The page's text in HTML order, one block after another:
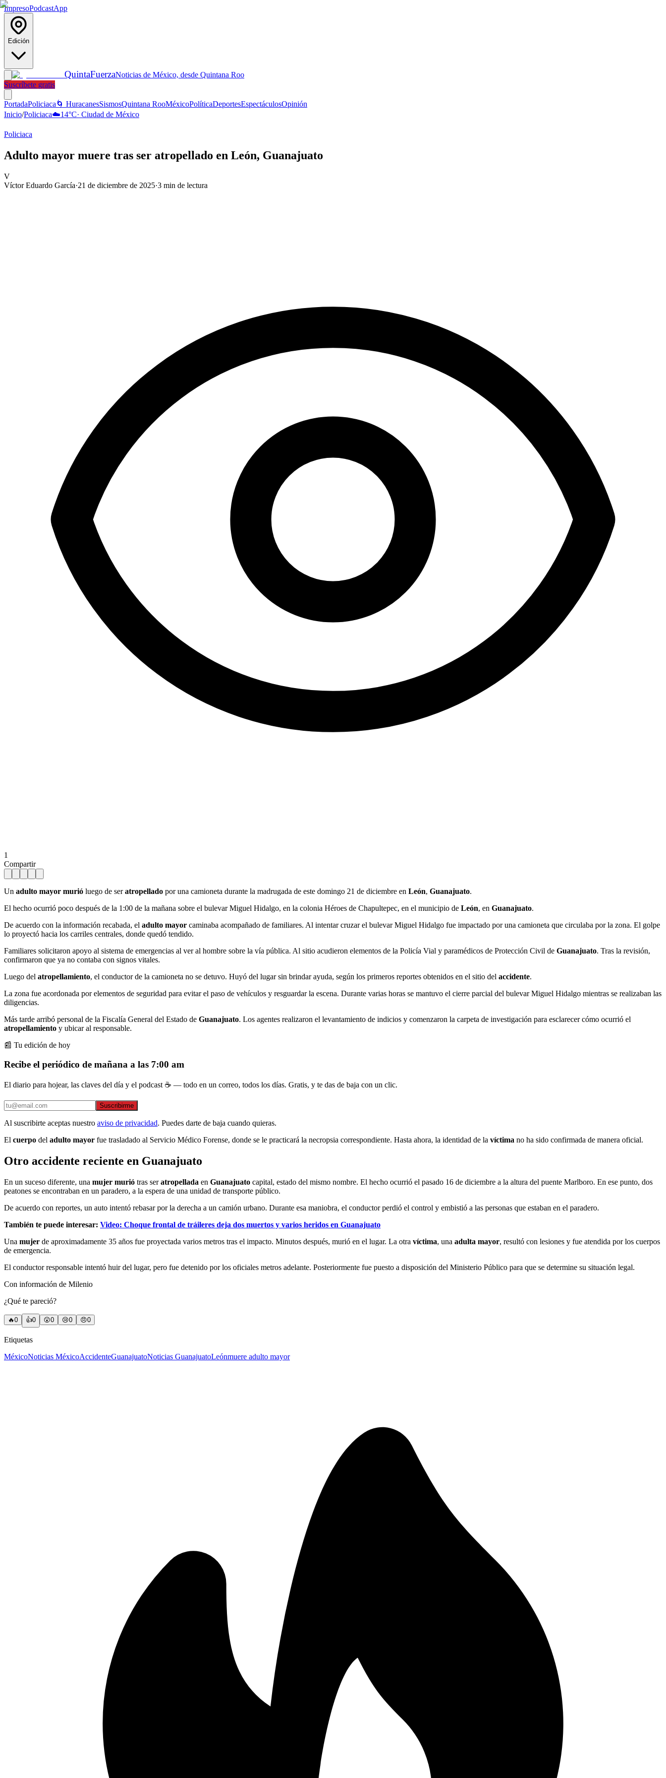
ImpresoPodcastApp
Edición
QuintaFuerzaNoticias de México, desde Quintana Roo
Suscríbete gratis
PortadaPoliciaca 🌀 HuracanesSismosQuintana RooMéxicoPolíticaDeportesEspectáculosOpinión
Inicio/Policiaca☁️14°C· Ciudad de México
Policiaca
Adulto mayor muere tras ser atropellado en León, Guanajuato
V
Víctor Eduardo García·21 de diciembre de 2025·3 min de lectura
1
Compartir
Un adulto mayor murió luego de seratropellado por una camioneta durante la madrugada de este domingo 21 de diciembre en León, Guanajuato.
El hecho ocurrió poco después de la 1:00 de la mañana sobre el bulevar Miguel Hidalgo, en la colonia Héroes de Chapultepec, en el municipio de León, en Guanajuato.
De acuerdo con la información recabada, el adulto mayor caminaba acompañado de familiares. Al intentar cruzar el bulevar Miguel Hidalgo fue impactado por una camioneta que circulaba por la zona. El golpe
lo proyectó hacia los carriles centrales, donde quedó tendido.
Familiares solicitaron apoyo al sistema de emergencias al ver al hombre sobre la vía pública. Al sitio acudieron elementos de la Policía Vial y paramédicos de Protección Civil de Guanajuato. Tras la revisión,
confirmaron que ya no contaba con signos vitales.
Luego del atropellamiento, el conductor de la camioneta no se detuvo. Huyó del lugar sin brindar ayuda, según los primeros reportes obtenidos en el sitio del accidente.
La zona fue acordonada por elementos de seguridad para evitar el paso de vehículos y resguardar la escena. Durante varias horas se mantuvo el cierre parcial del bulevar Miguel Hidalgo mientras se realizaban las
diligencias.
Más tarde arribó personal de la Fiscalía General del Estado de Guanajuato. Los agentes realizaron el levantamiento de indicios y comenzaron la carpeta de investigación para esclarecer cómo ocurrió el
atropellamiento y ubicar al responsable.
📰 Tu edición de hoy
Recibe el periódico de mañana a las 7:00 am
El diario para hojear, las claves del día y el podcast ☕ — todo en un correo, todos los días. Gratis, y te das de baja con un clic.
Suscribirme
Al suscribirte aceptas nuestro aviso de privacidad. Puedes darte de baja cuando quieras.
El cuerpo del adulto mayor fue trasladado al Servicio Médico Forense, donde se le practicará la necropsia correspondiente. Hasta ahora, la identidad de la víctima no ha sido confirmada de manera oficial.
Otro accidente reciente en Guanajuato
En un suceso diferente, una mujer murió tras seratropellada en Guanajuato capital, estado del mismo nombre. El hecho ocurrió el pasado 16 de diciembre a la altura del puente Marlboro. En ese punto, dos
peatones se encontraban en un paradero, a la espera de una unidad de transporte público.
De acuerdo con reportes, un auto intentó rebasar por la derecha a un camión urbano. Durante esa maniobra, el conductor perdió el control y embistió a las personas que estaban en el paradero.
También te puede interesar: Video: Choque frontal de tráileres deja dos muertos y varios heridos en Guanajuato
Una mujer de aproximadamente 35 años fue proyectada varios metros tras el impacto. Minutos después, murió en el lugar. La otra víctima, una adulta mayor, resultó con lesiones y fue atendida por los cuerpos
de emergencia.
El conductor responsable intentó huir del lugar, pero fue detenido por los oficiales metros adelante. Posteriormente fue puesto a disposición del Ministerio Público para que se determine su situación legal.
Con información de Milenio
¿Qué te pareció?
🔥0 👍0 😲0 😢0 😠0
Etiquetas
MéxicoNoticias MéxicoAccidenteGuanajuatoNoticias GuanajuatoLeónmuere adulto mayor